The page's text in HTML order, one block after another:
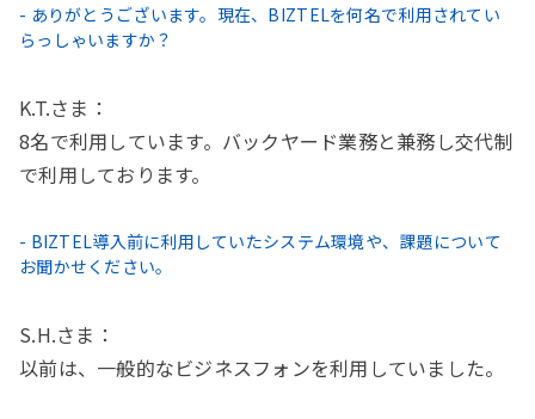
- ありがとうございます。現在、BIZTELを何名で利用されてい
らっしゃいますか？
K.T.さま：
8名で利用しています。バックヤード業務と兼務し交代制
で利用しております。
- BIZTEL導入前に利用していたシステム環境や、課題について
お聞かせください。
S.H.さま：
以前は、一般的なビジネスフォンを利用していました。